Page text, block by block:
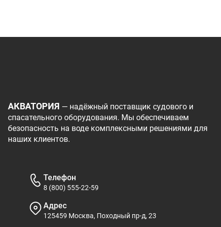
АКВАТОРИЯ — надёжный поставщик судового и
спасательного оборудования. Мы обеспечиваем
безопасность на воде комплексными решениями для
наших клиентов.
Телефон
8 (800) 555-22-59
Адрес
125459 Москва, Походный пр-д, 23